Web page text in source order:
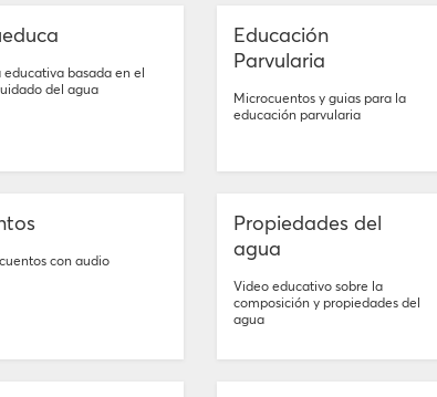
educativa basada en el
del agua
Educación
Parvularia
Microcuentos y guias para la
educación parvularia
con audio
Propiedades del
agua
Video educativo sobre la
composición y propiedades del
agua